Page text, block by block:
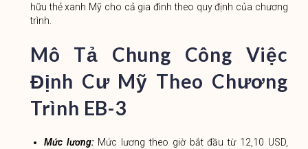
hữu thẻ xanh Mỹ cho cả gia đình theo quy định của chương
trình.
Mô Tả Chung Công Việc
Định Cư Mỹ Theo Chương
Trình EB-3
Mức lương:Mức lương theo giờ bắt đầu từ 12,10 USD,